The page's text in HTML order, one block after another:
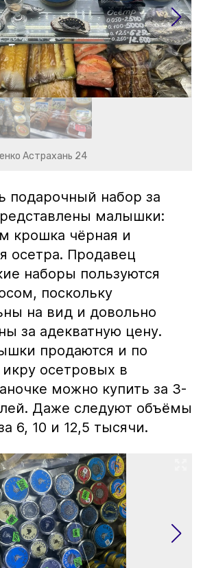
Астрахань 24
подарочный набор за
малышки:
крошка чёрная и
осетра. Продавец
наборы пользуются
поскольку
на вид и довольно
за адекватную цену.
продаются и по
осетровых в
можно купить за 3-
Даже следуют объёмы
6, 10 и 12,5 тысячи.